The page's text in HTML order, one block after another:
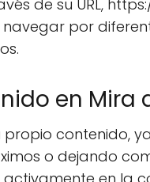
de su URL,
por
en Mira
contenido,
o dejando